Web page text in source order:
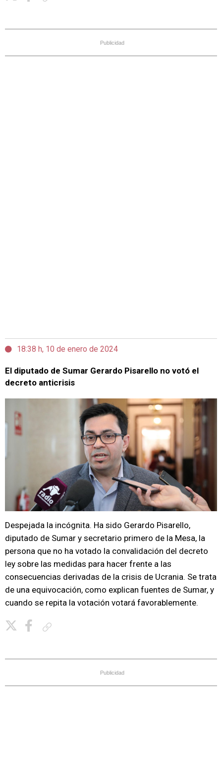
Publicidad
18:38 h, 10 de enero de 2024
El diputado de Sumar Gerardo Pisarello no votó el
decreto anticrisis
Despejada la incógnita. Ha sido Gerardo Pisarello,
diputado de Sumar y secretario primero de la Mesa, la
persona que no ha votado la convalidación del decreto
ley sobre las medidas para hacer frente a las
consecuencias derivadas de la crisis de Ucrania. Se trata
de una equivocación, como explican fuentes de Sumar, y
cuando se repita la votación votará favorablemente.
Publicidad